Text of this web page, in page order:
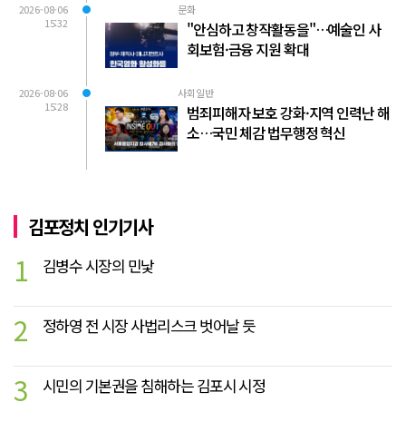
2026-08-06
15:32
문화
"안심하고 창작활동을"…예술인 사
회보험·금융 지원 확대
2026-08-06
15:28
사회일반
범죄피해자 보호 강화·지역 인력난 해
소…국민 체감 법무행정 혁신
김포정치 인기기사
1 김병수 시장의 민낯
2 정하영 전 시장 사법리스크 벗어날 듯
3 시민의 기본권을 침해하는 김포시 시정